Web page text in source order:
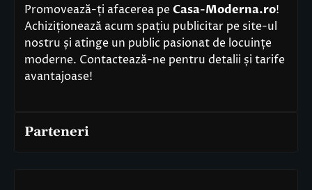
Promovează-ți afacerea pe Casa-Moderna.ro!
Achiziționează acum spațiu publicitar pe site-ul
nostru și atinge un public pasionat de locuințe
moderne. Contactează-ne pentru detalii și tarife
avantajoase!
Parteneri